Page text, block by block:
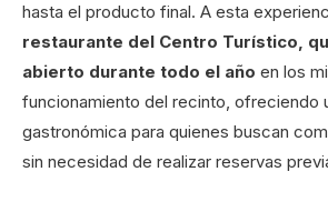
hasta el producto final. A esta
restaurante del Centro Turístico,
abierto durante todo el año en los
funcionamiento del recinto, ofreciendo
gastronómica para quienes buscan
sin necesidad de realizar reservas